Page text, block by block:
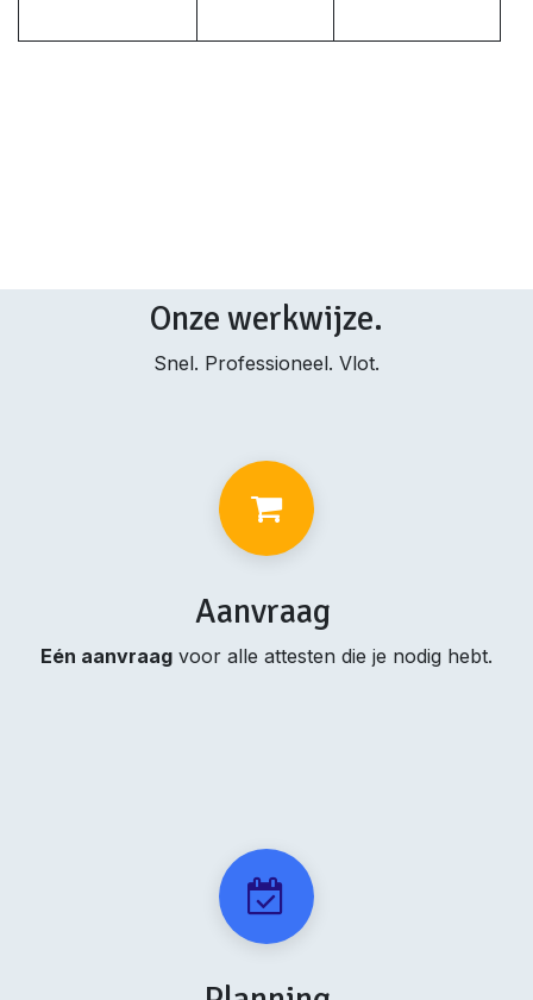
Onze werkwijze.
Snel. Professioneel. Vlot.
Aanvraag
Eén aanvraag voor alle attesten die je nodig hebt.